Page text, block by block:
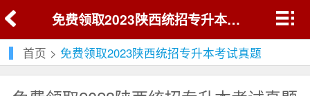
免费领取2023陕西统招专升本考试真题
首页 > 免费领取2023陕西统招专升本考试真题